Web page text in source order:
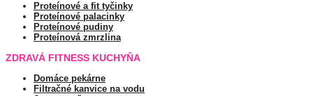
Proteínové a fit tyčinky
Proteínové palacinky
Proteínové pudiny
Proteínová zmrzlina
ZDRAVÁ FITNESS KUCHYŇA
Domáce pekárne
Filtračné kanvice na vodu